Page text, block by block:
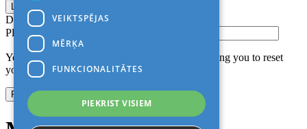
Don’t have an account?
Please confirm login email below
You will receive an email containing a link allowing you to reset
your password to a new preferred one.
VEIKTSPĒJAS
MĒRĶA
FUNKCIONALITĀTES
PIEKRIST VISIEM